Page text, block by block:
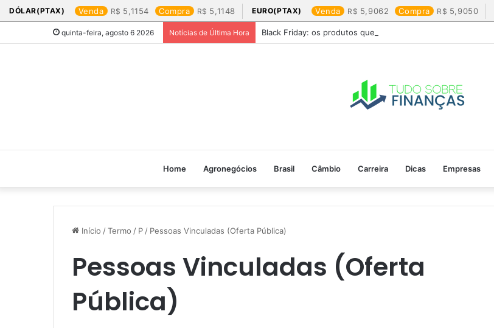
DÓLAR(PTAX) Venda 5,1154 Compra 5,1148 EURO(PTAX) Venda 5,9062 Compra 5,9050
quinta-feira, agosto 6 2026 Notícias de Última Hora Black Friday: os produtos que mais valem a pena
Home Agronegócios Brasil Câmbio Carreira Dicas Empresas
Início /Termo / P / Pessoas Vinculadas (Oferta Pública)
Pessoas Vinculadas (Oferta
Pública)